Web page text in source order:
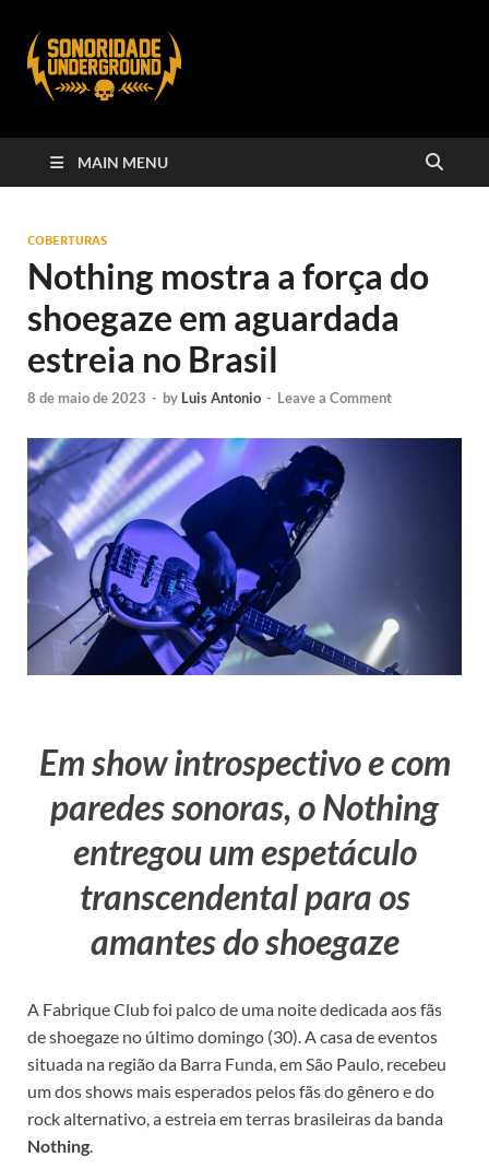
MAIN MENU
COBERTURAS
Nothing mostra a força do
shoegaze em aguardada
estreia no Brasil
8 de maio de 2023 - by Luis Antonio - Leave a Comment
Em show introspectivo e com
paredes sonoras, o Nothing
entregou um espetáculo
transcendental para os
amantes do shoegaze
A Fabrique Club foi palco de uma noite dedicada aos fãs
de shoegaze no último domingo (30). A casa de eventos
situada na região da Barra Funda, em São Paulo, recebeu
um dos shows mais esperados pelos fãs do gênero e do
rock alternativo, a estreia em terras brasileiras da banda
Nothing